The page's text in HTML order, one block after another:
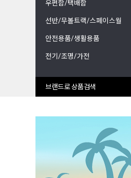
우편함/택배함
선반/무볼트랙/스페이스월
안전용품/생활용품
전기/조명/가전
브랜드로 상품검색